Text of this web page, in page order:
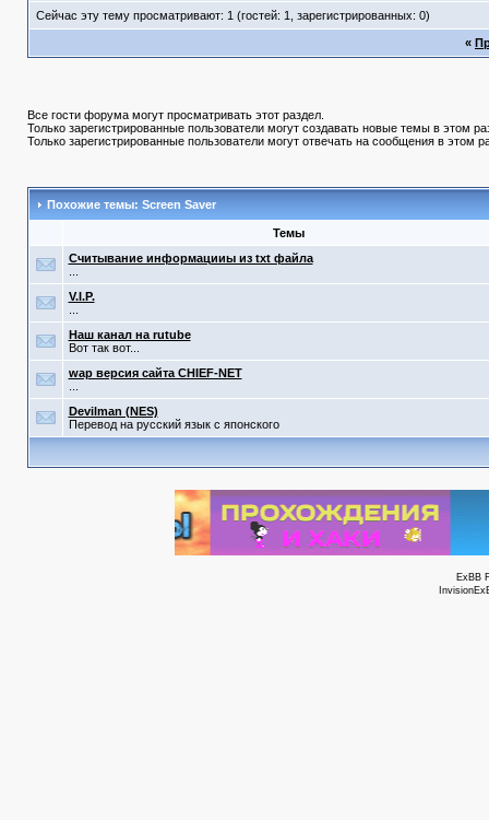
Сейчас эту тему просматривают: 1 (гостей: 1, зарегистрированных: 0)
«
Все гости форума могут просматривать этот раздел.
Только зарегистрированные пользователи могут создавать новые темы в этом
Только зарегистрированные пользователи могут отвечать на сообщения в этом
Похожие темы: Screen Saver
Темы
Считывание информацииы из txt файла
V.I.P.
Наш канал на rutube
Вот так вот...
wap версия сайта CHIEF-NET
Devilman (NES)
Перевод на русский язык с японского
ExBB